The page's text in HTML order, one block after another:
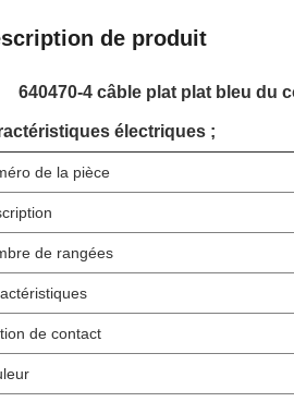
de produit
640470-4 câble plat plat bleu du
électriques ;
de la pièce
de rangées
de contact